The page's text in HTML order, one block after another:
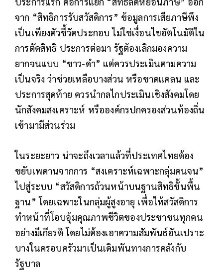
จาก “สิทธิการรับสวัสดิการ” ข้อมูลการเสียภาษีพึง
เป็นเพียงตัวชี้วัดประกอบ ไม่ใช่เงื่อนไขอัตโนมัติใน
การตัดสิทธิ ประการต่อมา รัฐต้องเลิกมองความ
ยากจนแบบ “ขาว-ดำ” แต่ควรประเมินตามความ
เป็นจริง ว่าช่วยเหลือบางส่วน หรือขาดแคลน และ
ประการสุดท้าย ควรนำกลไกประเมินเชิงสังคมโดย
นักสังคมสงเคราะห์ หรือองค์กรปกครองส่วนท้องถิ่น
เข้ามามีส่วนร่วม
ในระยะยาว น่าจะถึงเวลาแล้วที่ประเทศไทยต้อง
ขยับเพดานจากการ “สงเคราะห์เฉพาะกลุ่มคนจน”
ไปสู่ระบบ “สวัสดิการถ้วนหน้าบนฐานสิทธิขั้นพื้น
ฐาน” โดยเฉพาะในกลุ่มผู้สูงอายุ เพื่อให้สวัสดิการ
ทำหน้าที่โอบอุ้มคุณภาพชีวิตของประชาชนทุกคน
อย่างมีเกียรติ โดยไม่ต้องเอาความสัมพันธ์อันเปราะ
บางในครอบครัวมาเป็นเดิมพันทางการคลังกับ
รัฐบาล